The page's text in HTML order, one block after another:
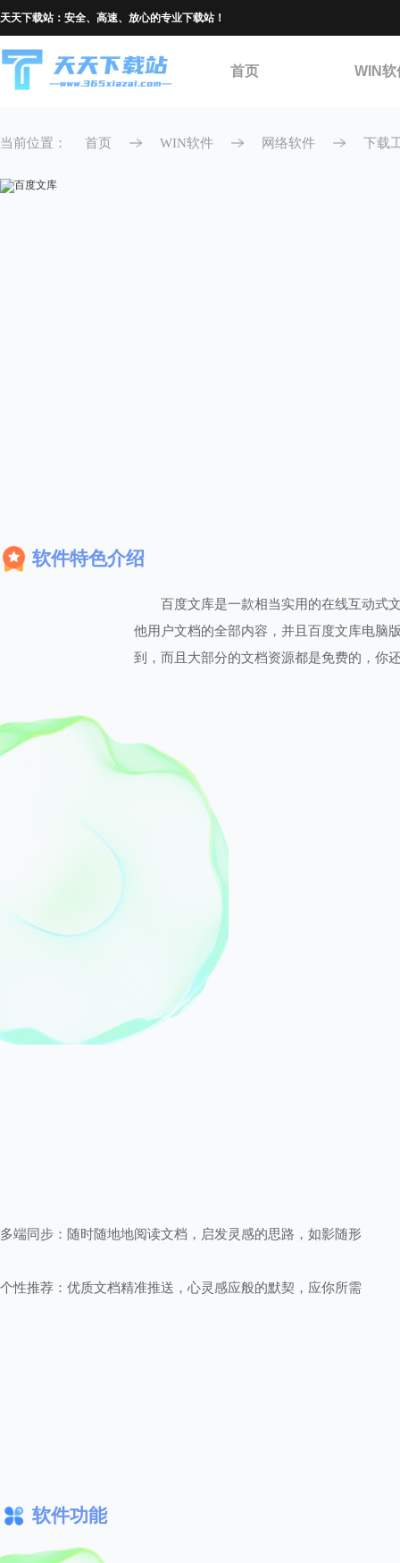
天天下载站：安全、高速、放心的专业下载站！
首页 WIN软
当前位置： 首页 WIN软件 网络软件 下载
软件特色介绍
百度文库是一款相当实用的在线互动式
他用户文档的全部内容，并且百度文库电脑
到，而且大部分的文档资源都是免费的，你
多端同步：随时随地地阅读文档，启发灵感的思路，如影随形
个性推荐：优质文档精准推送，心灵感应般的默契，应你所需
软件功能